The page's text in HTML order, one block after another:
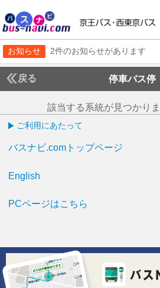
お知らせ 2件のお知らせがあります
戻る 停車バス停
該当する系統が見つかり
ご利用にあたって
バスナビ.comトップページ
English
PCページはこちら